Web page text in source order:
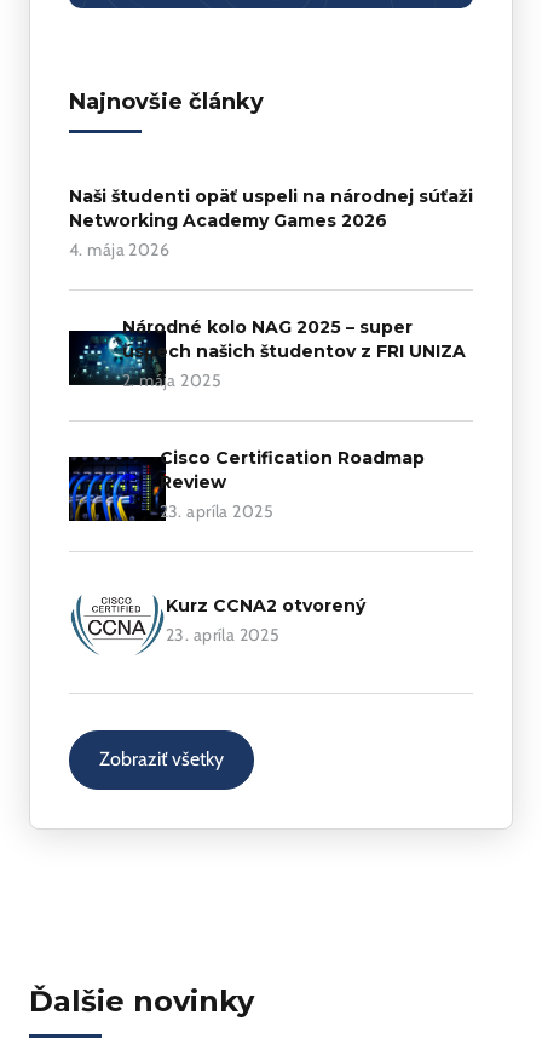
Najnovšie články
Naši študenti opäť uspeli na národnej súťaži
Networking Academy Games 2026
4. mája 2026
Národné kolo NAG 2025 – super
úspech našich študentov z FRI UNIZA
2. mája 2025
Cisco Certification Roadmap
Review
23. apríla 2025
Kurz CCNA2 otvorený
23. apríla 2025
Zobraziť všetky
Ďalšie novinky